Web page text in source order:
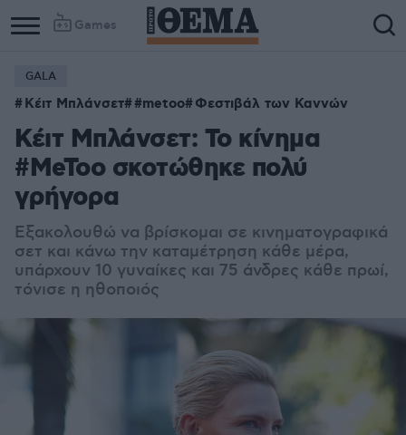
Games
GALA
Κέιτ Μπλάνσετ #metoo Φεστιβάλ των Καννών
Κέιτ Μπλάνσετ: Το κίνημα
#MeToo σκοτώθηκε πολύ
γρήγορα
Εξακολουθώ να βρίσκομαι σε κινηματογραφικά
σετ και κάνω την καταμέτρηση κάθε μέρα,
υπάρχουν 10 γυναίκες και 75 άνδρες κάθε πρωί,
τόνισε η ηθοποιός